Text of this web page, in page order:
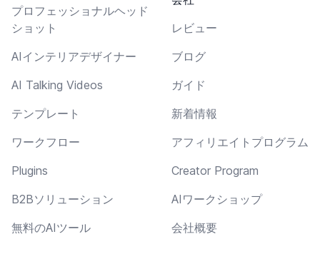
プロフェッショナルヘッド
ショット
AIインテリアデザイナー
AI Talking Videos
テンプレート
ワークフロー
Plugins
B2Bソリューション
無料のAIツール
レビュー
ブログ
ガイド
新着情報
アフィリエイトプログラム
Creator Program
AIワークショップ
会社概要